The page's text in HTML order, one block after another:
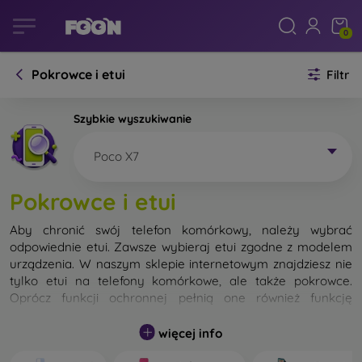
0
Pokrowce i etui Filtr
Szybkie wyszukiwanie
Poco X7
Pokrowce i etui
Aby chronić swój telefon komórkowy, należy wybrać
odpowiednie etui. Zawsze wybieraj etui zgodne z modelem
urządzenia. W naszym sklepie internetowym znajdziesz nie
tylko etui na telefony komórkowe, ale także pokrowce.
Oprócz funkcji ochronnej pełnią one również funkcję
Pokrowiec na telefon komórkowy możemy również nazwać
więcej info